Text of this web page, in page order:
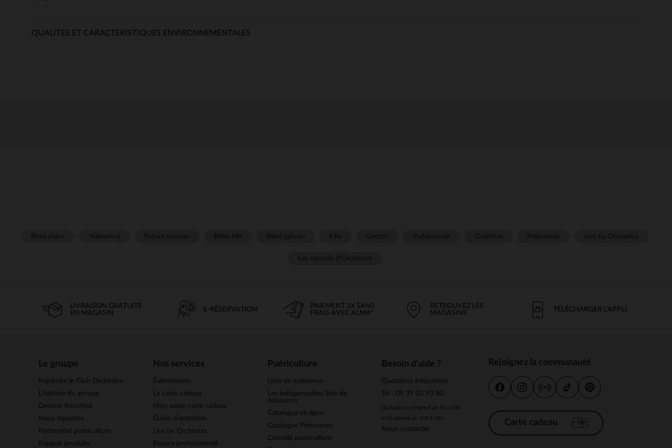
QUALITES ET CARACTERISTIQUES ENVIRONNEMENTALES
LIVRAISON GRATUITE
EN MAGASIN
E-RÉSERVATION
PAIEMENT 3X SANS
FRAIS AVEC ALMA*
RETROUVEZ LES
MAGASINS
TÉLÉCHARGER L'APPLI
Le groupe
Rejoindre le Club Orchestra
L’histoire du groupe
Devenir franchisé
Nous rejoindre
Partenariat puériculture
Rappels produits
Nos services
Évènements
La carte cadeau
Mon solde carte cadeau
Guide d'entretien
Live by Orchestra
Espace professionnel
Puériculture
Liste de naissance
Les indispensables liste de
naissance
Catalogue en ligne
Catalogue Prémaman
Conseils puériculture
Besoin d'aide ?
Questions fréquentes
Tel : 09 39 03 93 80
Du lundi au vendredi de 9h à 18h
et le samedi de 10h à 18h
Nous contacter
Rejoignez la communauté
Carte cadeau